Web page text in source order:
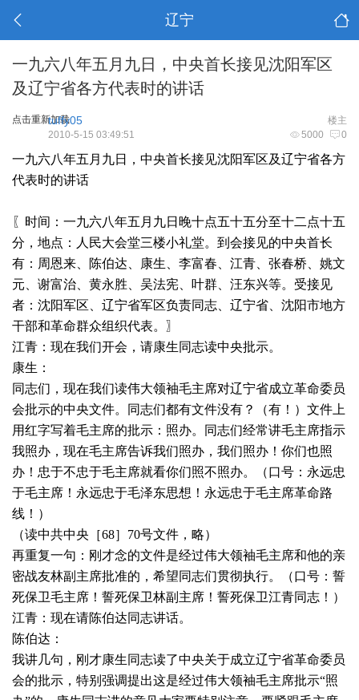
辽宁
一九六八年五月九日，中央首长接见沈阳军区
及辽宁省各方代表时的讲话
点击重新加载 楼主
tuffy05
5000 0
2010-5-15 03:49:51
一九六八年五月九日，中央首长接见沈阳军区及辽宁省各方
代表时的讲话
〖时间：一九六八年五月九日晚十点五十五分至十二点十五
分，地点：人民大会堂三楼小礼堂。到会接见的中央首长
有：周恩来、陈伯达、康生、李富春、江青、张春桥、姚文
元、谢富治、黄永胜、吴法宪、叶群、汪东兴等。受接见
者：沈阳军区、辽宁省军区负责同志、辽宁省、沈阳市地方
干部和革命群众组织代表。〗
江青：现在我们开会，请康生同志读中央批示。
康生：
同志们，现在我们读伟大领袖毛主席对辽宁省成立革命委员
会批示的中央文件。同志们都有文件没有？（有！）文件上
用红字写着毛主席的批示：照办。同志们经常讲毛主席指示
我照办，现在毛主席告诉我们照办，我们照办！你们也照
办！忠于不忠于毛主席就看你们照不照办。（口号：永远忠
于毛主席！永远忠于毛泽东思想！永远忠于毛主席革命路
线！）
（读中共中央［68］ 70号文件，略）
再重复一句：刚才念的文件是经过伟大领袖毛主席和他的亲
密战友林副主席批准的，希望同志们贯彻执行。（口号：誓
死保卫毛主席！誓死保卫林副主席！誓死保卫江青同志！）
江青：现在请陈伯达同志讲话。
陈伯达：
我讲几句，刚才康生同志读了中央关于成立辽宁省革命委员
会的批示，特别强调提出这是经过伟大领袖毛主席批示“照